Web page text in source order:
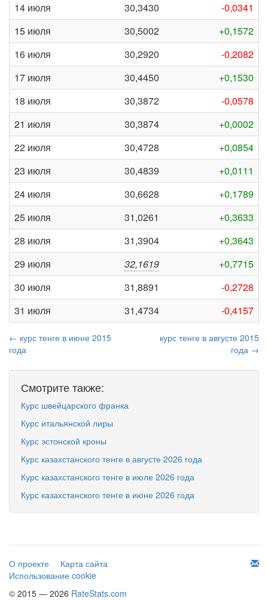
14 июля
30,3430
-0,0341
15 июля
30,5002
+0,1572
16 июля
30,2920
-0,2082
17 июля
30,4450
+0,1530
18 июля
30,3872
-0,0578
21 июля
30,3874
+0,0002
22 июля
30,4728
+0,0854
23 июля
30,4839
+0,0111
24 июля
30,6628
+0,1789
25 июля
31,0261
+0,3633
28 июля
31,3904
+0,3643
29 июля
32,1619
+0,7715
30 июля
31,8891
-0,2728
31 июля
31,4734 -0,4157
← курс тенге в июне 2015
года
курс тенге в августе 2015
года →
Смотрите также:
Курс швейцарского франка
Курс итальянской лиры
Курс эстонской кроны
Курс казахстанского тенге в августе 2026 года
Курс казахстанского тенге в июле 2026 года
Курс казахстанского тенге в июне 2026 года
О проекте
Карта сайта
Использование cookie
© 2015 — 2026 RateStats.com